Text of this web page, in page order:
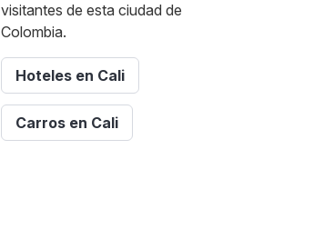
visitantes de esta ciudad de
Colombia.
Hoteles en Cali
Carros en Cali